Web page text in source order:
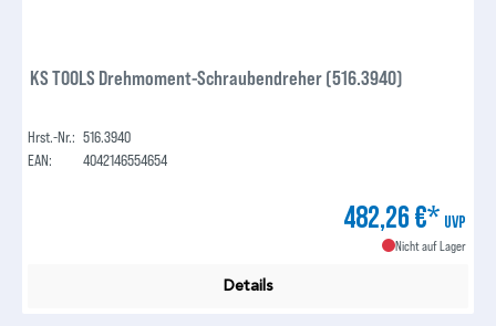
KS TOOLS Drehmoment-Schraubendreher (516.3940)
Hrst.-Nr.: 516.3940
EAN:
4042146554654
482,26 €* UVP
Nicht auf Lager
Details